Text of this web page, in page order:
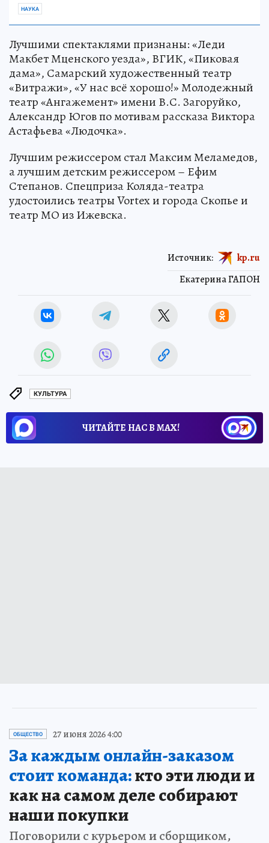
НАУКА
Лучшими спектаклями признаны: «Леди
Макбет Мценского уезда», ВГИК, «Пиковая
дама», Самарский художественный театр
«Витражи», «У нас всё хорошо!» Молодежный
театр «Ангажемент» имени В.С. Загоруйко,
Александр Югов по мотивам рассказа Виктора
Астафьева «Людочка».
Лучшим режиссером стал Максим Меламедов,
а лучшим детским режиссером – Ефим
Степанов. Спецприза Коляда-театра
удостоились театры Vortex и города Скопье и
театр МО из Ижевска.
Екатерина ГАПОН
Источник: kp.ru
КУЛЬТУРА
ЧИТАЙТЕ НАС В МАХ!
ОБЩЕСТВО 27 июня 2026 4:00
За каждым онлайн-заказом
стоит команда:кто эти люди и
как на самом деле собирают
наши покупки
Поговорили с курьером и сборщиком,